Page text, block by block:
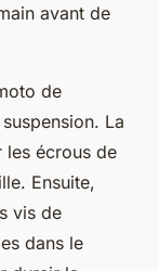
avant de
de
La
les écrous de
Ensuite,
vis de
dans le